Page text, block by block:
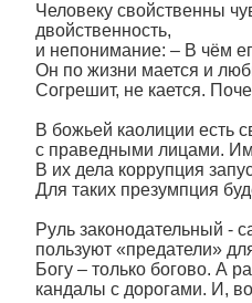
Человеку свойственны
двойственность,
и непонимание: – В чём
Он по жизни мается и
Согрешит, не кается.
В божьей каолиции есть
с праведными лицами.
В их дела коррупция
Для таких презумпция
Руль законодательный -
пользуют «предатели»
Богу – только богово. А
кандалы с дорогами. И,